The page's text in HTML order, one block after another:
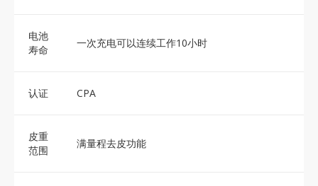
电池
寿命
一次充电可以连续工作10小时
认证 CPA
皮重
范围
满量程去皮功能